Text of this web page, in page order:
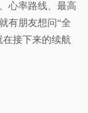
心率路线、最高
有朋友想问“全
接下来的续航